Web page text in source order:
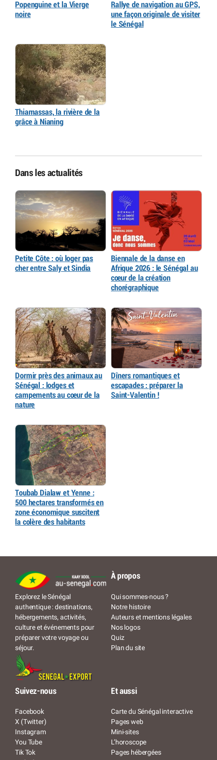
Popenguine et la Vierge
noire
Rallye de navigation au GPS,
une façon originale de visiter
le Sénégal
Thiamassas, la rivière de la
grâce à Nianing
Dans les actualités
Petite Côte : où loger pas
cher entre Saly et Sindia
Biennale de la danse en
Afrique 2026 : le Sénégal au
cœur de la création
chorégraphique
Dormir près des animaux au
Sénégal : lodges et
campements au cœur de la
nature
Dîners romantiques et
escapades : préparer la
Saint-Valentin !
Toubab Dialaw et Yenne :
500 hectares transformés en
zone économique suscitent
la colère des habitants
Explorez le Sénégal
authentique : destinations,
hébergements, activités,
culture et événements pour
préparer votre voyage ou
séjour.
À propos
Qui sommes-nous ?
Notre histoire
Auteurs et mentions légales
Nos logos
Quiz
Plan du site
Suivez-nous
Facebook
X (Twitter)
Instagram
You Tube
Tik Tok
Et aussi
Carte du Sénégal interactive
Pages web
Mini-sites
L’horoscope
Pages hébergées